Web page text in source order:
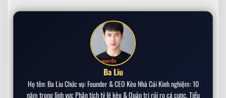
➤ Ronaldo Và Dàn Xe Độc Nhất Thế Giới: Bộ Sưu
Cristiano Ronaldo Chính Thức Trở Thành Tỷ Phú
Bóng Đá Đầu Tiên Trong Lịch Sử
Phong Cách Thời Trang Của Beckham Chưa Bao
Giờ Lỗi Thời – Biểu Tượng Nam Giới
Ba Liu
Họ tên: Ba Liu Chức vụ: Founder & CEO Kèo Nhà Cái Kinh nghiệm: 10
năm trong lĩnh vực Phân tích tỷ lệ kèo & Quản trị rủi ro cá cược. Tiểu